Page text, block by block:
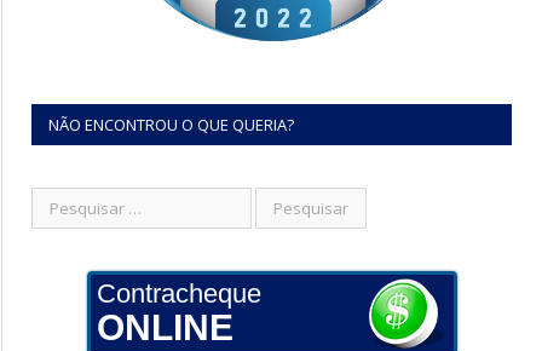
NÃO ENCONTROU O QUE QUERIA?
Contracheque
ONLINE